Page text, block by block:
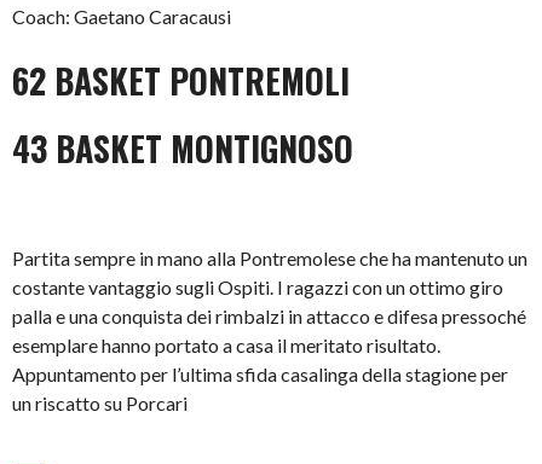
Coach: Gaetano Caracausi
62 BASKET PONTREMOLI
43 BASKET MONTIGNOSO
Partita sempre in mano alla Pontremolese che ha mantenuto un
costante vantaggio sugli Ospiti. I ragazzi con un ottimo giro
palla e una conquista dei rimbalzi in attacco e difesa pressoché
esemplare hanno portato a casa il meritato risultato.
Appuntamento per l’ultima sfida casalinga della stagione per
un riscatto su Porcari